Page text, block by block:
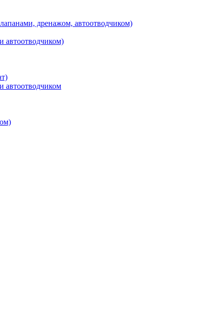
дренажом, автоотводчиком)
автоотводчиком)
автоотводчиком